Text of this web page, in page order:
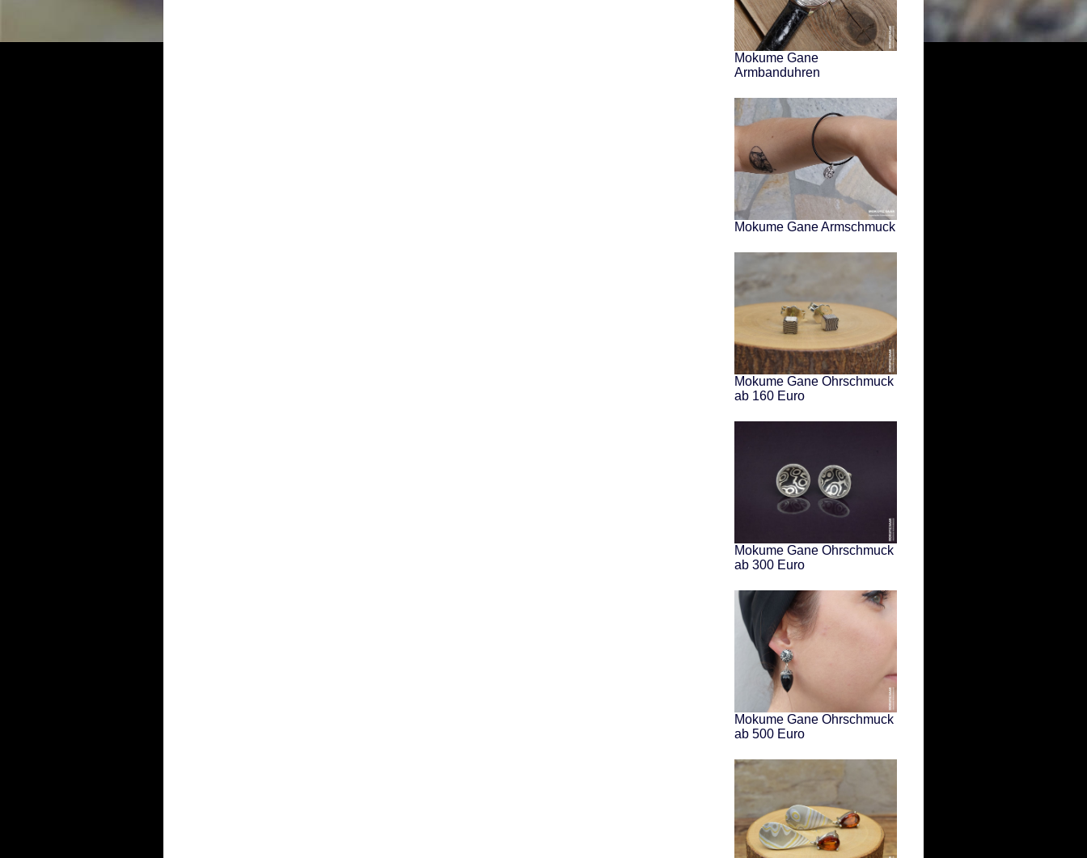
Mokume Gane
Armbanduhren
Mokume Gane Armschmuck
Mokume Gane Ohrschmuck
ab 160 Euro
Mokume Gane Ohrschmuck
ab 300 Euro
Mokume Gane Ohrschmuck
ab 500 Euro